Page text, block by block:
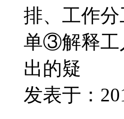
排、工作
单③解释
出的疑
发表于：